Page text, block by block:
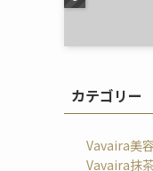
カテゴリー
Vavaira美
Vavaira抹